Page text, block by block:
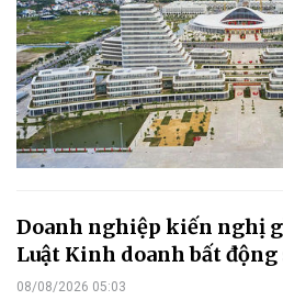
Doanh nghiệp kiến nghị
Luật Kinh doanh bất động
08/08/2026 05:03